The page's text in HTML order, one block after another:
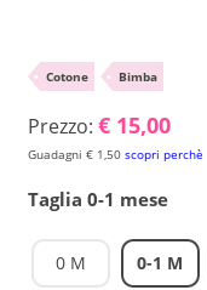
• Cotone • Bimba
Prezzo: € 15,00
Guadagni € 1,50 scopri perchè
Taglia 0-1 mese
0 M 0-1 M